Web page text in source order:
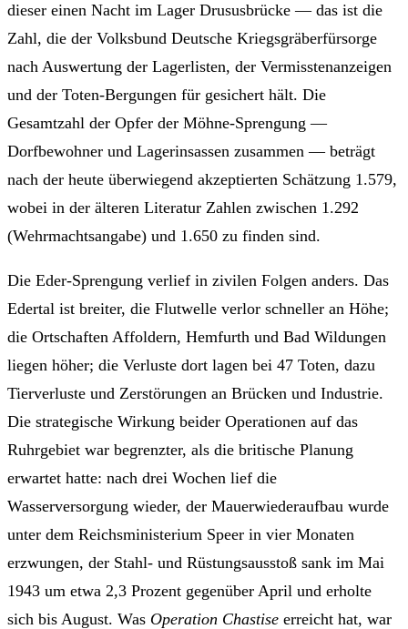
dieser einen Nacht im Lager Drususbrücke — das ist die
Zahl, die der Volksbund Deutsche Kriegsgräberfürsorge
nach Auswertung der Lagerlisten, der Vermisstenanzeigen
und der Toten-Bergungen für gesichert hält. Die
Gesamtzahl der Opfer der Möhne-Sprengung —
Dorfbewohner und Lagerinsassen zusammen — beträgt
nach der heute überwiegend akzeptierten Schätzung 1.579,
wobei in der älteren Literatur Zahlen zwischen 1.292
(Wehrmachtsangabe) und 1.650 zu finden sind.
Die Eder-Sprengung verlief in zivilen Folgen anders. Das
Edertal ist breiter, die Flutwelle verlor schneller an Höhe;
die Ortschaften Affoldern, Hemfurth und Bad Wildungen
liegen höher; die Verluste dort lagen bei 47 Toten, dazu
Tierverluste und Zerstörungen an Brücken und Industrie.
Die strategische Wirkung beider Operationen auf das
Ruhrgebiet war begrenzter, als die britische Planung
erwartet hatte: nach drei Wochen lief die
Wasserversorgung wieder, der Mauerwiederaufbau wurde
unter dem Reichsministerium Speer in vier Monaten
erzwungen, der Stahl- und Rüstungsausstoß sank im Mai
1943 um etwa 2,3 Prozent gegenüber April und erholte
sich bis August. Was Operation Chastise erreicht hat, war